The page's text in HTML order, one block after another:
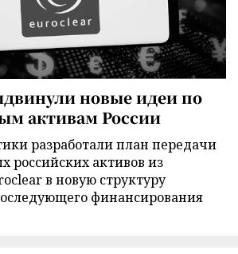
новые идеи по
активам России
разработали план передачи
российских активов из
в новую структуру
финансирования